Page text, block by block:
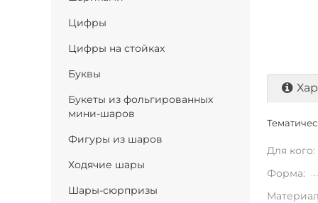
Цифры
Цифры на стойках
Буквы
Букеты из фольгированных
мини-шаров
Фигуры из шаров
Ходячие шары
Шары-сюрпризы
Для кого:
Форма: